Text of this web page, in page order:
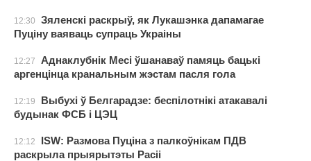
12:30
Зяленскі раскрыў, як Лукашэнка дапамагае
Пуціну ваяваць супраць Украіны
12:27
Аднаклубнік Месі ўшанаваў памяць бацькі
аргенцінца кранальным жэстам пасля гола
12:19
Выбухі ў Белгарадзе: беспілотнікі атакавалі
будынак ФСБ і ЦЭЦ
12:12
ISW: Размова Пуціна з палкоўнікам ПДВ
раскрыла прыярытэты Расіі